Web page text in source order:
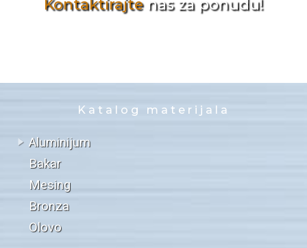
Kontaktirajtenas za ponudu!
Katalog materijala
Aluminijum
Bakar
Mesing
Bronza
Olovo